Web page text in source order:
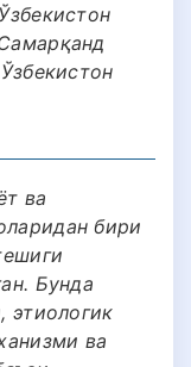
ва
бири
Бунда
этиологик
ва